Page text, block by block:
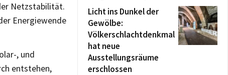
Netzstabilität.
Energiewende
, und
entstehen,
Licht ins Dunkel der
Gewölbe:
Völkerschlachtdenkmal
hat neue
Ausstellungsräume
erschlossen